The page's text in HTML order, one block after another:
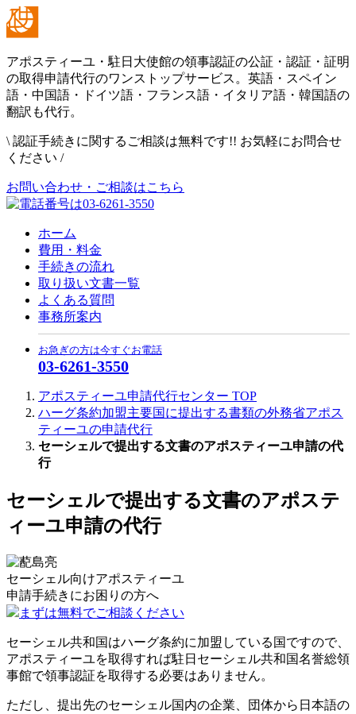
アポスティーユ・駐日大使館の領事認証の公証・認証・証明
の取得申請代行のワンストップサービス。英語・スペイン
語・中国語・ドイツ語・フランス語・イタリア語・韓国語の
翻訳も代行。
\ 認証手続きに関するご相談は無料です!! お気軽にお問合せ
ください /
お問い合わせ・ご相談はこちら
ホーム
費用・料金
手続きの流れ
取り扱い文書一覧
よくある質問
事務所案内
お急ぎの方は今すぐお電話
03-6261-3550
アポスティーユ申請代行センター TOP
ハーグ条約加盟主要国に提出する書類の外務省アポス
ティーユの申請代行
セーシェルで提出する文書のアポスティーユ申請の代
行
セーシェルで提出する文書のアポステ
ィーユ申請の代行
セーシェル向けアポスティーユ
申請手続きにお困りの方へ
まずは無料でご相談ください
セーシェル共和国はハーグ条約に加盟している国ですので、
アポスティーユを取得すれば駐日セーシェル共和国名誉総領
事館で領事認証を取得する必要はありません。
ただし、提出先のセーシェル国内の企業、団体から日本語の